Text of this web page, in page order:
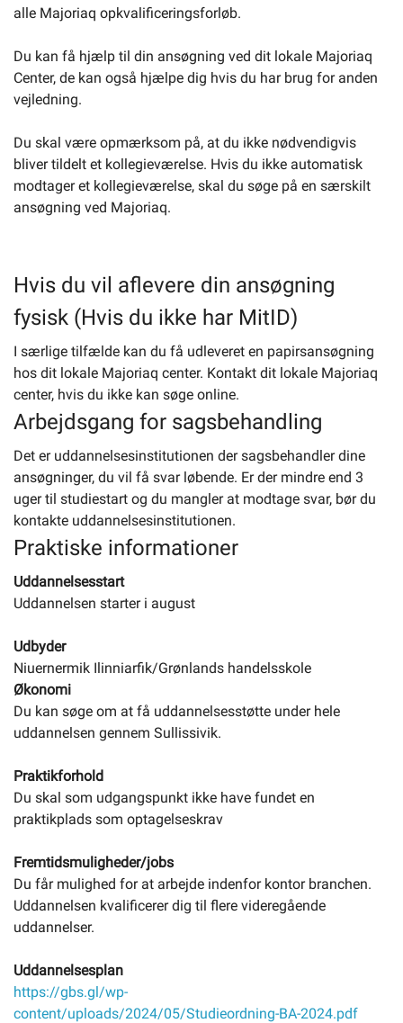
alle Majoriaq opkvalificeringsforløb.
Du kan få hjælp til din ansøgning ved dit lokale Majoriaq
Center, de kan også hjælpe dig hvis du har brug for anden
vejledning.
Du skal være opmærksom på, at du ikke nødvendigvis
bliver tildelt et kollegieværelse. Hvis du ikke automatisk
modtager et kollegieværelse, skal du søge på en særskilt
ansøgning ved Majoriaq.
Hvis du vil aflevere din ansøgning
fysisk (Hvis du ikke har MitID)
I særlige tilfælde kan du få udleveret en papirsansøgning
hos dit lokale Majoriaq center. Kontakt dit lokale Majoriaq
center, hvis du ikke kan søge online.
Arbejdsgang for sagsbehandling
Det er uddannelsesinstitutionen der sagsbehandler dine
ansøgninger, du vil få svar løbende. Er der mindre end 3
uger til studiestart og du mangler at modtage svar, bør du
kontakte uddannelsesinstitutionen.
Praktiske informationer
Uddannelsesstart
Uddannelsen starter i august
Udbyder
Niuernermik Ilinniarfik/Grønlands handelsskole
Økonomi
Du kan søge om at få uddannelsesstøtte under hele
uddannelsen gennem Sullissivik.
Praktikforhold
Du skal som udgangspunkt ikke have fundet en
praktikplads som optagelseskrav
Fremtidsmuligheder/jobs
Du får mulighed for at arbejde indenfor kontor branchen.
Uddannelsen kvalificerer dig til flere videregående
uddannelser.
Uddannelsesplan
https://gbs.gl/wp-
content/uploads/2024/05/Studieordning-BA-2024.pdf